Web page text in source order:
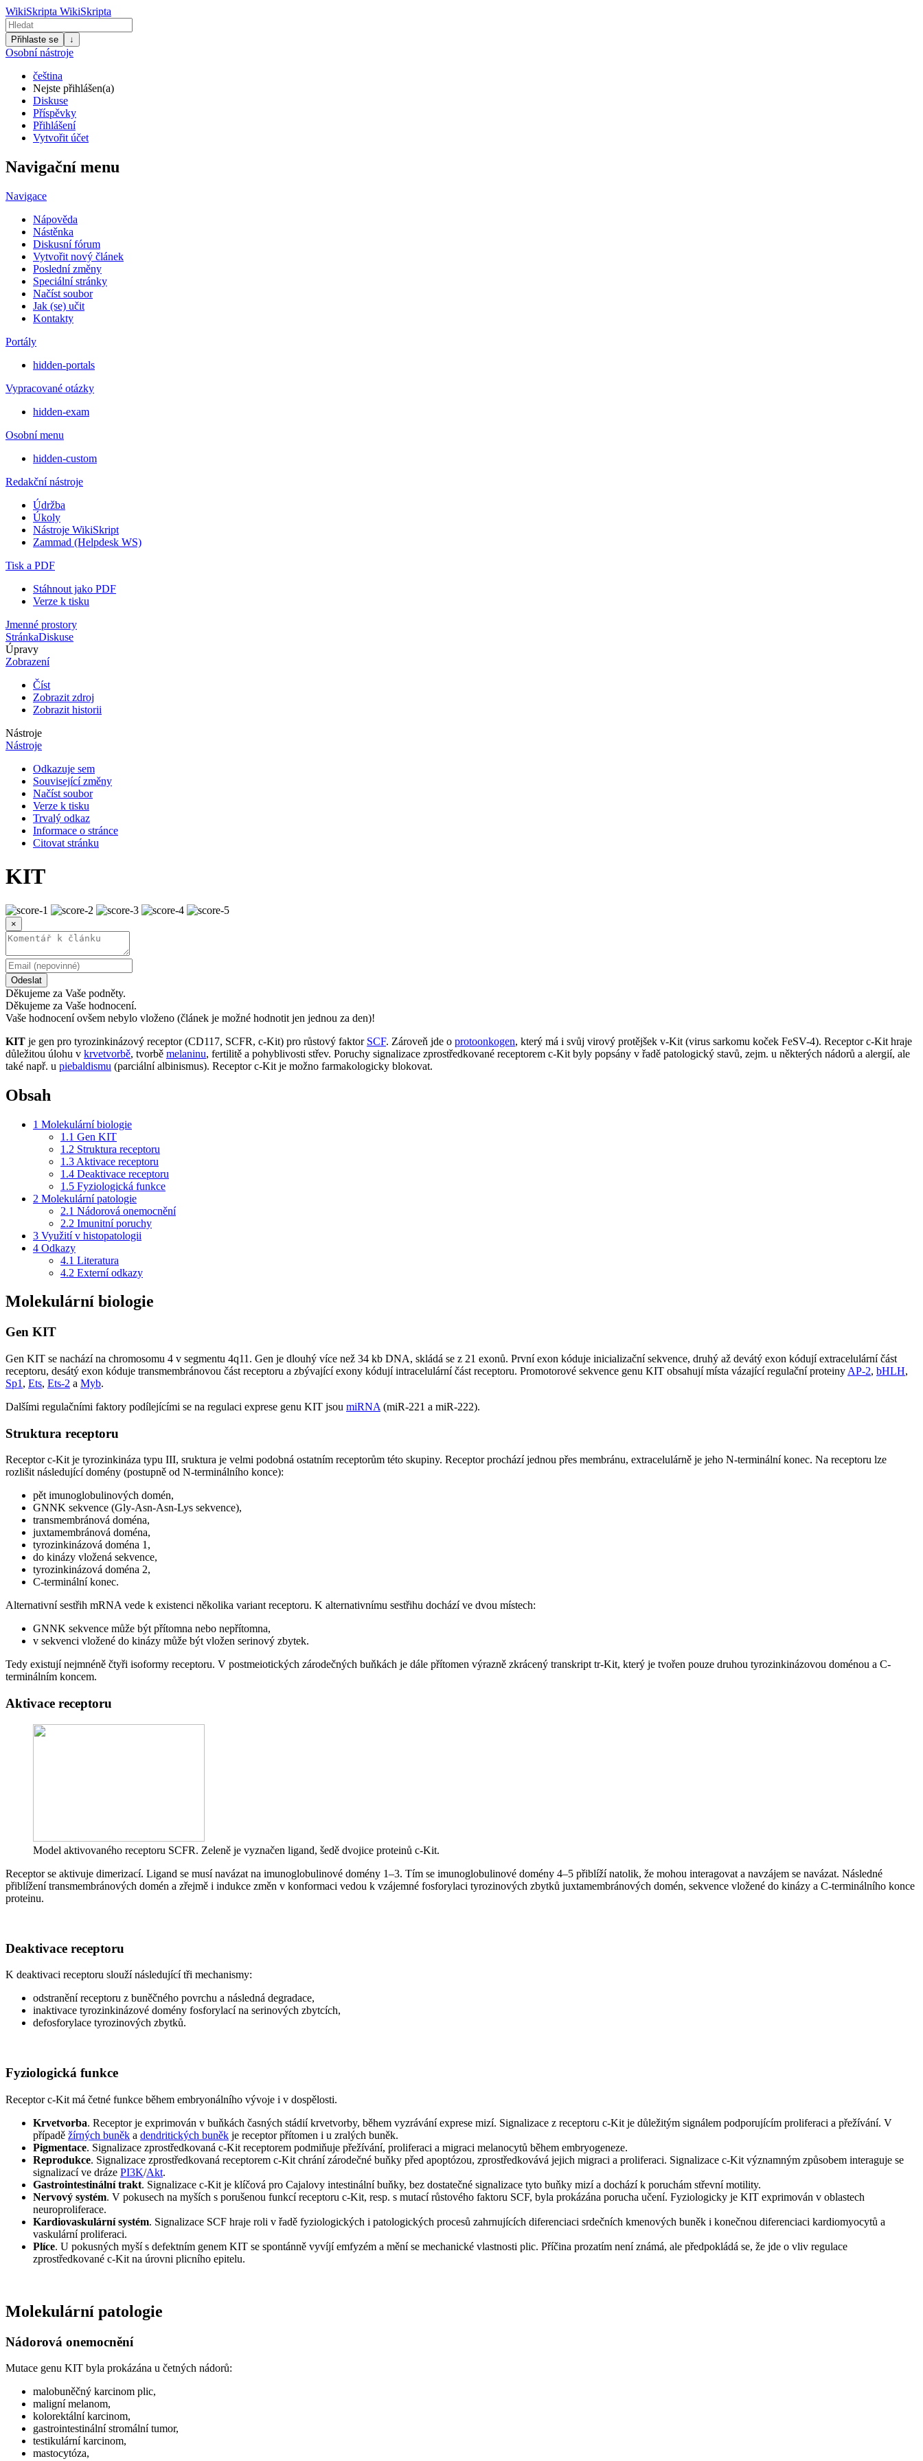
WikiSkripta WikiSkripta
Přihlaste se ↓
Osobní nástroje
čeština
Nejste přihlášen(a)
Diskuse
Příspěvky
Přihlášení
Vytvořit účet
Navigační menu
Navigace
Nápověda
Nástěnka
Diskusní fórum
Vytvořit nový článek
Poslední změny
Speciální stránky
Načíst soubor
Jak (se) učit
Kontakty
Portály
hidden-portals
Vypracované otázky
hidden-exam
Osobní menu
hidden-custom
Redakční nástroje
Údržba
Úkoly
Nástroje WikiSkript
Zammad (Helpdesk WS)
Tisk a PDF
Stáhnout jako PDF
Verze k tisku
Jmenné prostory
StránkaDiskuse
Úpravy
Zobrazení
Číst
Zobrazit zdroj
Zobrazit historii
Nástroje
Nástroje
Odkazuje sem
Související změny
Načíst soubor
Verze k tisku
Trvalý odkaz
Informace o stránce
Citovat stránku
KIT
×
Odeslat
Děkujeme za Vaše podněty.
Děkujeme za Vaše hodnocení.
Vaše hodnocení ovšem nebylo vloženo (článek je možné hodnotit jen jednou za den)!
KIT je gen pro tyrozinkinázový receptor (CD117, SCFR, c-Kit) pro růstový faktor SCF. Zároveň jde o protoonkogen, který má i svůj virový protějšek v-Kit (virus sarkomu koček FeSV-4). Receptor c-Kit hraje
důležitou úlohu v krvetvorbě, tvorbě melaninu, fertilitě a pohyblivosti střev. Poruchy signalizace zprostředkované receptorem c-Kit byly popsány v řadě patologický stavů, zejm. u některých nádorů a alergií, ale
také např. u piebaldismu (parciální albinismus). Receptor c-Kit je možno farmakologicky blokovat.
Obsah
1 Molekulární biologie
1.1 Gen KIT
1.2 Struktura receptoru
1.3 Aktivace receptoru
1.4 Deaktivace receptoru
1.5 Fyziologická funkce
2 Molekulární patologie
2.1 Nádorová onemocnění
2.2 Imunitní poruchy
3 Využití v histopatologii
4 Odkazy
4.1 Literatura
4.2 Externí odkazy
Molekulární biologie
Gen KIT
Gen KIT se nachází na chromosomu 4 v segmentu 4q11. Gen je dlouhý více než 34 kb DNA, skládá se z 21 exonů. První exon kóduje inicializační sekvence, druhý až devátý exon kódují extracelulární část
receptoru, desátý exon kóduje transmembránovou část receptoru a zbývající exony kódují intracelulární část receptoru. Promotorové sekvence genu KIT obsahují místa vázající regulační proteiny AP-2, bHLH,
Sp1 , Ets, Ets-2 a Myb.
Dalšími regulačními faktory podílejícími se na regulaci exprese genu KIT jsou miRNA (miR-221 a miR-222).
Struktura receptoru
Receptor c-Kit je tyrozinkináza typu III, sruktura je velmi podobná ostatním receptorům této skupiny. Receptor prochází jednou přes membránu, extracelulárně je jeho N-terminální konec. Na receptoru lze
rozlišit následující domény (postupně od N-terminálního konce):
pět imunoglobulinových domén,
GNNK sekvence (Gly-Asn-Asn-Lys sekvence),
transmembránová doména,
juxtamembránová doména,
tyrozinkinázová doména 1,
do kinázy vložená sekvence,
tyrozinkinázová doména 2,
C-terminální konec.
Alternativní sestřih mRNA vede k existenci několika variant receptoru. K alternativnímu sestřihu dochází ve dvou místech:
GNNK sekvence může být přítomna nebo nepřítomna,
v sekvenci vložené do kinázy může být vložen serinový zbytek.
Tedy existují nejmnéně čtyři isoformy receptoru. V postmeiotických zárodečných buňkách je dále přítomen výrazně zkrácený transkript tr-Kit, který je tvořen pouze druhou tyrozinkinázovou doménou a C-
terminálním koncem.
Aktivace receptoru
Model aktivovaného receptoru SCFR. Zeleně je vyznačen ligand, šedě dvojice proteinů c-Kit.
Receptor se aktivuje dimerizací. Ligand se musí navázat na imunoglobulinové domény 1–3. Tím se imunoglobulinové domény 4–5 přiblíží natolik, že mohou interagovat a navzájem se navázat. Následné
přiblížení transmembránových domén a zřejmě i indukce změn v konformaci vedou k vzájemné fosforylaci tyrozinových zbytků juxtamembránových domén, sekvence vložené do kinázy a C-terminálního konce
proteinu.
Deaktivace receptoru
K deaktivaci receptoru slouží následující tři mechanismy:
odstranění receptoru z buněčného povrchu a následná degradace,
inaktivace tyrozinkinázové domény fosforylací na serinových zbytcích,
defosforylace tyrozinových zbytků.
Fyziologická funkce
Receptor c-Kit má četné funkce během embryonálního vývoje i v dospělosti.
Krvetvorba. Receptor je exprimován v buňkách časných stádií krvetvorby, během vyzrávání exprese mizí. Signalizace z receptoru c-Kit je důležitým signálem podporujícím proliferaci a přežívání. V
případě žírných buněk a dendritických buněk je receptor přítomen i u zralých buněk.
Pigmentace. Signalizace zprostředkovaná c-Kit receptorem podmiňuje přežívání, proliferaci a migraci melanocytů během embryogeneze.
Reprodukce. Signalizace zprostředkovaná receptorem c-Kit chrání zárodečné buňky před apoptózou, zprostředkovává jejich migraci a proliferaci. Signalizace c-Kit významným způsobem interaguje se
signalizací ve dráze PI3K/Akt.
Gastrointestinální trakt. Signalizace c-Kit je klíčová pro Cajalovy intestinální buňky, bez dostatečné signalizace tyto buňky mizí a dochází k poruchám střevní motility.
Nervový systém. V pokusech na myších s porušenou funkcí receptoru c-Kit, resp. s mutací růstového faktoru SCF, byla prokázána porucha učení. Fyziologicky je KIT exprimován v oblastech
neuroproliferace.
Kardiovaskulární systém. Signalizace SCF hraje roli v řadě fyziologických i patologických procesů zahrnujících diferenciaci srdečních kmenových buněk i konečnou diferenciaci kardiomyocytů a
vaskulární proliferaci.
Plíce. U pokusných myší s defektním genem KIT se spontánně vyvíjí emfyzém a mění se mechanické vlastnosti plic. Příčina prozatím není známá, ale předpokládá se, že jde o vliv regulace
zprostředkované c-Kit na úrovni plicního epitelu.
Molekulární patologie
Nádorová onemocnění
Mutace genu KIT byla prokázána u četných nádorů:
malobuněčný karcinom plic,
maligní melanom,
kolorektální karcinom,
gastrointestinální stromální tumor,
testikulární karcinom,
mastocytóza,